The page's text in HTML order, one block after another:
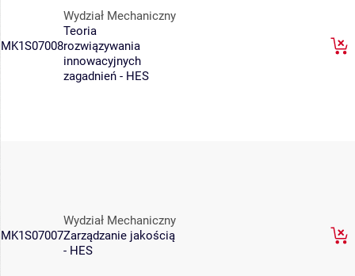
MK1S07008
Wydział Mechaniczny
Teoria
rozwiązywania
innowacyjnych
zagadnień - HES
MK1S07007
Wydział Mechaniczny
Zarządzanie jakością
- HES